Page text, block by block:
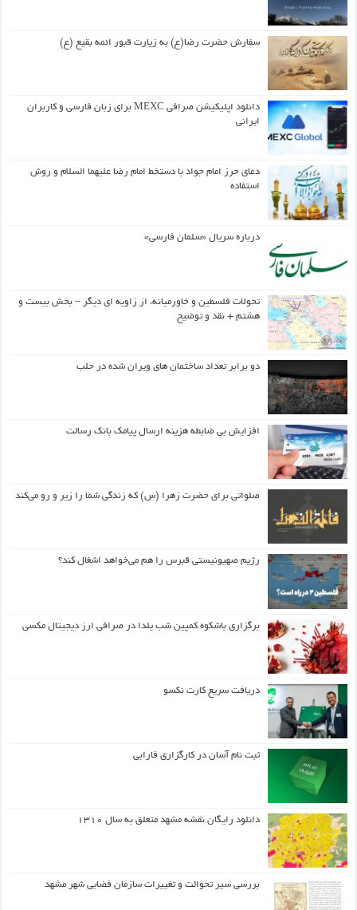
سفارش حضرت رضا(ع) به زیارت قبور ائمه بقیع (ع)
دانلود اپلیکیشن صرافی MEXC برای زبان فارسی و کاربران
ایرانی
دعای حرز امام جواد با دستخط امام رضا علیهما السلام و روش
استفاده
درباره سریال «سلمان فارسی»
تحولات فلسطین و خاورمیانه، از زاویه ای دیگر – بخش بیست و
هشتم + نقد و توضیح
دو برابر تعداد ساختمان های ویران شده در حلب
افزایش بی ضابطه هزینه ارسال پیامک بانک رسالت
صلواتی برای حضرت زهرا (س) که زندگی شما را زیر و رو می‌کند
رژیم صهیونیستی قبرس را هم می‌خواهد اشغال کند؟
برگزاری باشکوه کمپین شب یلدا در صرافی ارز دیجیتال مکسی
دریافت سریع کارت نکسو
ثبت نام آسان در کارگزاری فارابی
دانلود رایگان نقشه مشهد متعلق به سال ۱۳۱۰
بررسی سیر تحوالت و تغییرات سازمان فضایی شهر مشهد